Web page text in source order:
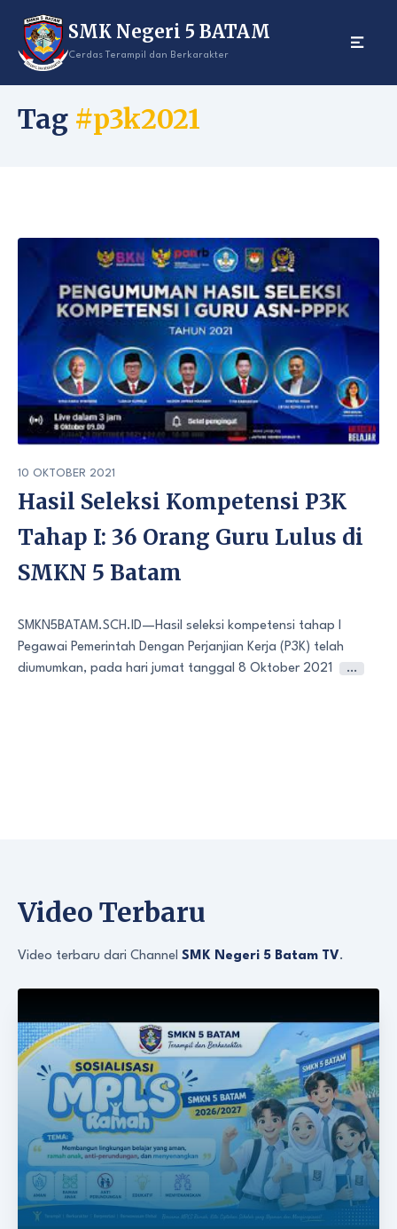
content
SMK Negeri 5 BATAM
Cerdas Terampil dan Berkarakter
Tag #p3k2021
10 OKTOBER 2021
Hasil Seleksi Kompetensi P3K
Tahap I: 36 Orang Guru Lulus di
SMKN 5 Batam
SMKN5BATAM.SCH.ID—Hasil seleksi kompetensi tahap I
Pegawai Pemerintah Dengan Perjanjian Kerja (P3K) telah
diumumkan, pada hari jumat tanggal 8 Oktober 2021
…
Video Terbaru
Video terbaru dari Channel SMK Negeri 5 Batam TV.